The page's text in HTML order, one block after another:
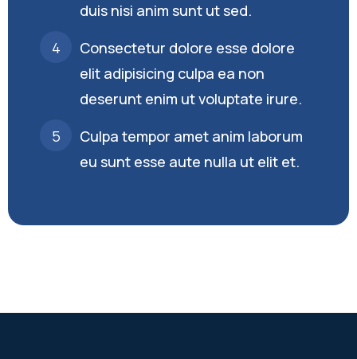
duis nisi anim sunt ut sed.
Consectetur dolore esse dolore
elit adipisicing culpa ea non
deserunt enim ut voluptate irure.
Culpa tempor amet anim laborum
eu sunt esse aute nulla ut elit et.